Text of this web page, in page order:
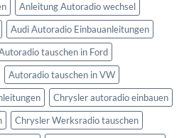
Anleitung Autoradio wechsel
Audi Autoradio Einbauanleitungen
tauschen in Ford
Autoradio tauschen in VW
Chrysler autoradio einbauen
Chrysler Werksradio tauschen